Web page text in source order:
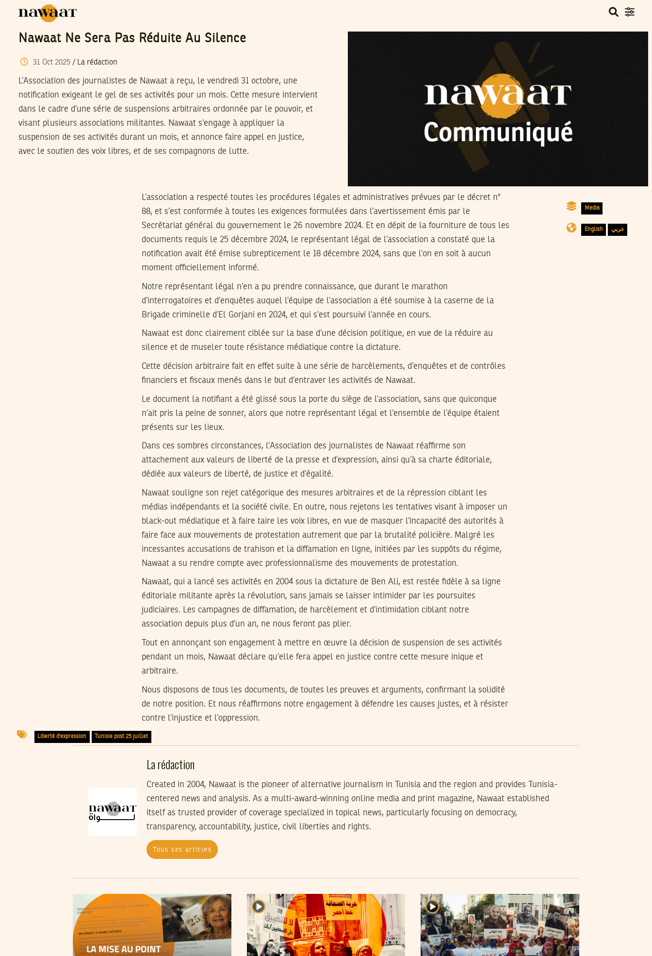
Nawaat Ne Sera Pas Réduite Au Silence
31 Oct 2025/ La rédaction
L’Association des journalistes de Nawaat a reçu, le vendredi 31 octobre, une
notification exigeant le gel de ses activités pour un mois. Cette mesure intervient
dans le cadre d’une série de suspensions arbitraires ordonnée par le pouvoir, et
visant plusieurs associations militantes. Nawaat s’engage à appliquer la
suspension de ses activités durant un mois, et annonce faire appel en justice,
avec le soutien des voix libres, et de ses compagnons de lutte.
Media
English عربي
L’association a respecté toutes les procédures légales et administratives prévues par le décret n°
88, et s’est conformée à toutes les exigences formulées dans l’avertissement émis par le
Secrétariat général du gouvernement le 26 novembre 2024. Et en dépit de la fourniture de tous les
documents requis le 25 décembre 2024, le représentant légal de l’association a constaté que la
notification avait été émise subrepticement le 18 décembre 2024, sans que l’on en soit à aucun
moment officiellement informé.
Notre représentant légal n’en a pu prendre connaissance, que durant le marathon
d’interrogatoires et d’enquêtes auquel l’équipe de l’association a été soumise à la caserne de la
Brigade criminelle d’El Gorjani en 2024, et qui s’est poursuivi l’année en cours.
Nawaat est donc clairement ciblée sur la base d’une décision politique, en vue de la réduire au
silence et de museler toute résistance médiatique contre la dictature.
Cette décision arbitraire fait en effet suite à une série de harcèlements, d’enquêtes et de contrôles
financiers et fiscaux menés dans le but d’entraver les activités de Nawaat.
Le document la notifiant a été glissé sous la porte du siège de l’association, sans que quiconque
n’ait pris la peine de sonner, alors que notre représentant légal et l’ensemble de l’équipe étaient
présents sur les lieux.
Dans ces sombres circonstances, l’Association des journalistes de Nawaat réaffirme son
attachement aux valeurs de liberté de la presse et d’expression, ainsi qu’à sa charte éditoriale,
dédiée aux valeurs de liberté, de justice et d’égalité.
Nawaat souligne son rejet catégorique des mesures arbitraires et de la répression ciblant les
médias indépendants et la société civile. En outre, nous rejetons les tentatives visant à imposer un
black-out médiatique et à faire taire les voix libres, en vue de masquer l’incapacité des autorités à
faire face aux mouvements de protestation autrement que par la brutalité policière. Malgré les
incessantes accusations de trahison et la diffamation en ligne, initiées par les suppôts du régime,
Nawaat a su rendre compte avec professionnalisme des mouvements de protestation.
Nawaat, qui a lancé ses activités en 2004 sous la dictature de Ben Ali, est restée fidèle à sa ligne
éditoriale militante après la révolution, sans jamais se laisser intimider par les poursuites
judiciaires. Les campagnes de diffamation, de harcèlement et d’intimidation ciblant notre
association depuis plus d’un an, ne nous feront pas plier.
Tout en annonçant son engagement à mettre en œuvre la décision de suspension de ses activités
pendant un mois, Nawaat déclare qu’elle fera appel en justice contre cette mesure inique et
arbitraire.
Nous disposons de tous les documents, de toutes les preuves et arguments, confirmant la solidité
de notre position. Et nous réaffirmons notre engagement à défendre les causes justes, et à résister
contre l’injustice et l’oppression.
Liberté d'expression Tunisie post 25 juillet
La rédaction
Created in 2004, Nawaat is the pioneer of alternative journalism in Tunisia and the region and provides Tunisia-
centered news and analysis. As a multi-award-winning online media and print magazine, Nawaat established
itself as trusted provider of coverage specialized in topical news, particularly focusing on democracy,
transparency, accountability, justice, civil liberties and rights.
Tous ses articles